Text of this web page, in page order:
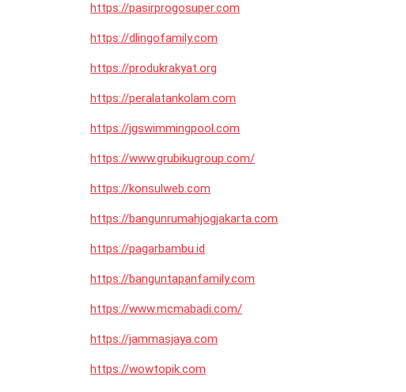
https://pasirprogosuper.com
https://dlingofamily.com
https://produkrakyat.org
https://peralatankolam.com
https://jgswimmingpool.com
https://www.grubikugroup.com/
https://konsulweb.com
https://bangunrumahjogjakarta.com
https://pagarbambu.id
https://banguntapanfamily.com
https://www.mcmabadi.com/
https://jammasjaya.com
https://wowtopik.com